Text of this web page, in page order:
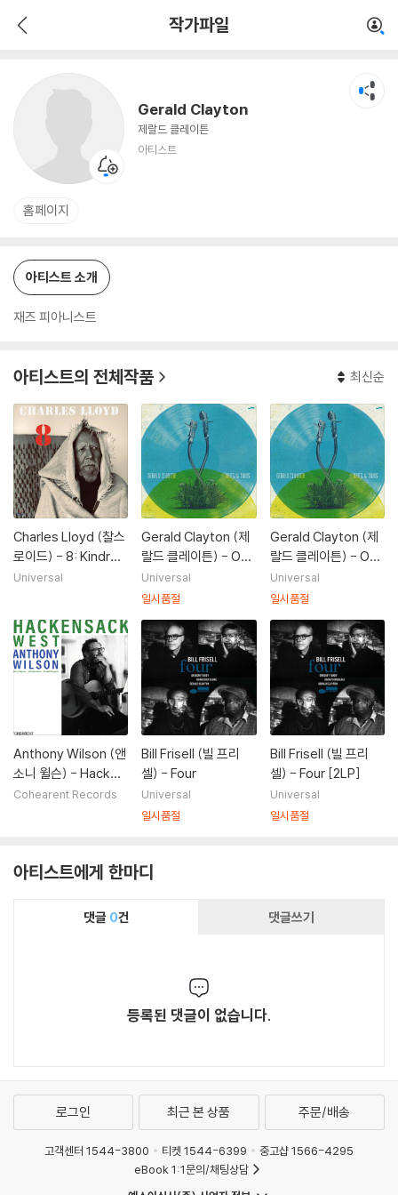
작가파일
Gerald Clayton
제랄드 클레이튼
아티스트
홈페이지
아티스트 소개
재즈 피아니스트
아티스트의 전체작품 최신순
Charles Lloyd (찰스
로이드) - 8: Kindred
Spirits, Live From T
Universal
Gerald Clayton (제
랄드 클레이튼) - One
s & Twos [LP]
Universal
일시품절
Gerald Clayton (제
랄드 클레이튼) - One
s & Twos
Universal
일시품절
Anthony Wilson (앤
소니 윌슨) - Hacken
sack West [LP]
Cohearent Records
Bill Frisell (빌 프리
셀) - Four
Universal
일시품절
Bill Frisell (빌 프리
셀) - Four [2LP]
Universal
일시품절
아티스트에게 한마디
댓글 0건 댓글쓰기
등록된 댓글이 없습니다.
로그인 최근 본 상품 주문/배송
고객센터 1544-3800 티켓 1544-6399
중고샵 1566-4295
eBook 1:1문의/채팅상담